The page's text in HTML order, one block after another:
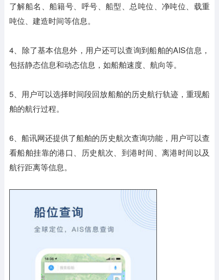
了解船名、船籍号、呼号、船型、总吨位、净吨位、载重
吨位、建造时间等信息。
4、除了基本信息外，用户还可以查询到船舶的AIS信息，
包括静态信息和动态信息，如船舶速度、航向等。
5、用户可以选择时间段回放船舶的历史航行轨迹，重现船
舶的航行过程。
6、船讯网还提供了船舶的历史航次查询功能，用户可以查
看船舶挂靠的港口、历史航次、到港时间、离港时间以及
航行距离等信息。